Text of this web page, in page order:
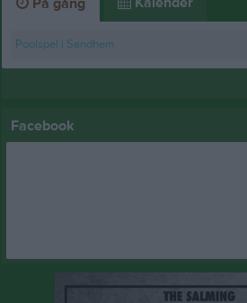
Poolspel i Sandhem
Facebook